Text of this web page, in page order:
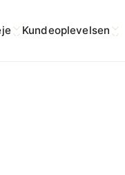
Kundeoplevelsen